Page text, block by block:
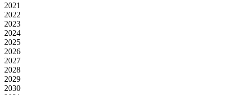
2021
2022
2023
2024
2025
2026
2027
2028
2029
2030